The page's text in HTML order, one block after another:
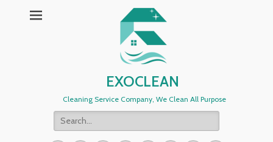
EXOCLEAN
Cleaning Service Company, We Clean All Purpose
Search
for: